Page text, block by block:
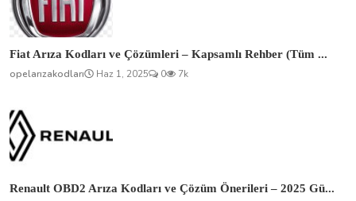
Fiat Arıza Kodları ve Çözümleri – Kapsamlı Rehber (Tüm ...
opelarızakodları
Haz 1, 2025 0 7k
Renault OBD2 Arıza Kodları ve Çözüm Önerileri – 2025 Gü...